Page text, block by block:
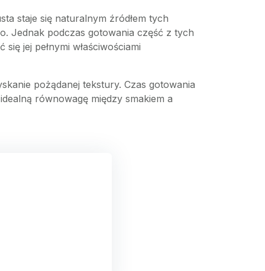
staje się naturalnym źródłem tych
Jednak podczas gotowania część z tych
jej pełnymi właściwościami
pożądanej tekstury. Czas gotowania
równowagę między smakiem a